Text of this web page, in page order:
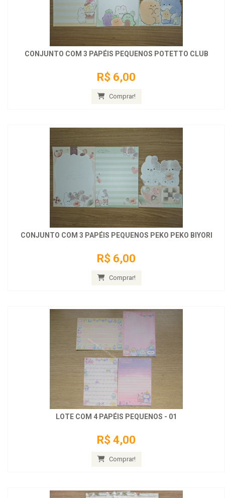
CONJUNTO COM 3 PAPÉIS PEQUENOS POTETTO CLUB
R$ 6,00
Comprar!
CONJUNTO COM 3 PAPÉIS PEQUENOS PEKO PEKO BIYORI
R$ 6,00
Comprar!
LOTE COM 4 PAPÉIS PEQUENOS - 01
R$ 4,00
Comprar!